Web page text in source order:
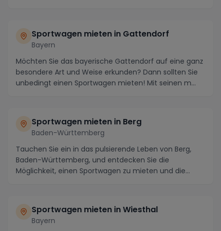
Sportwagen mieten in Gattendorf
Bayern
Möchten Sie das bayerische Gattendorf auf eine ganz
besondere Art und Weise erkunden? Dann sollten Sie
unbedingt einen Sportwagen mieten! Mit seinen m...
Sportwagen mieten in Berg
Baden-Württemberg
Tauchen Sie ein in das pulsierende Leben von Berg,
Baden-Württemberg, und entdecken Sie die
Möglichkeit, einen Sportwagen zu mieten und die
Sportwagen mieten in Wiesthal
Bayern